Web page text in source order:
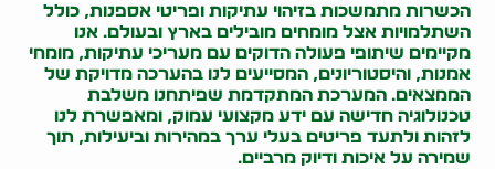
הכשרות מתמשכות בזיהוי עתיקות ופריטי אספנות, כולל
השתלמויות אצל מומחים מובילים בארץ ובעולם. אנו
מקיימים שיתופי פעולה הדוקים עם מעריכי עתיקות, מומחי
אמנות, והיסטוריונים, המסייעים לנו בהערכה מדויקת של
הממצאים. המערכת המתקדמת שפיתחנו משלבת
טכנולוגיה חדישה עם ידע מקצועי עמוק, ומאפשרת לנו
לזהות ולתעד פריטים בעלי ערך במהירות וביעילות, תוך
שמירה על איכות ודיוק מרביים.